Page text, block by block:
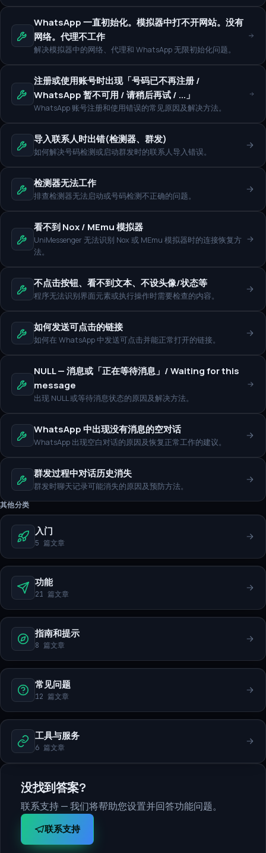
WhatsApp 一直初始化。模拟器中打不开网站。没有
网络。代理不工作
解决模拟器中的网络、代理和 WhatsApp 无限初始化问题。
注册或使用账号时出现「号码已不再注册 /
WhatsApp 暂不可用 / 请稍后再试 / ...」
WhatsApp 账号注册和使用错误的常见原因及解决方法。
导入联系人时出错(检测器、群发)
如何解决号码检测或启动群发时的联系人导入错误。
检测器无法工作
排查检测器无法启动或号码检测不正确的问题。
看不到 Nox / MEmu 模拟器
UniMessenger 无法识别 Nox 或 MEmu 模拟器时的连接恢复方
法。
不点击按钮、看不到文本、不设头像/状态等
程序无法识别界面元素或执行操作时需要检查的内容。
如何发送可点击的链接
如何在 WhatsApp 中发送可点击并能正常打开的链接。
NULL — 消息或「正在等待消息」/ Waiting for this
message
出现 NULL 或等待消息状态的原因及解决方法。
WhatsApp 中出现没有消息的空对话
WhatsApp 出现空白对话的原因及恢复正常工作的建议。
群发过程中对话历史消失
群发时聊天记录可能消失的原因及预防方法。
其他分类
入门
5 篇文章
功能
21 篇文章
指南和提示
8 篇文章
常见问题
12 篇文章
工具与服务
6 篇文章
没找到答案?
联系支持 — 我们将帮助您设置并回答功能问题。
联系支持